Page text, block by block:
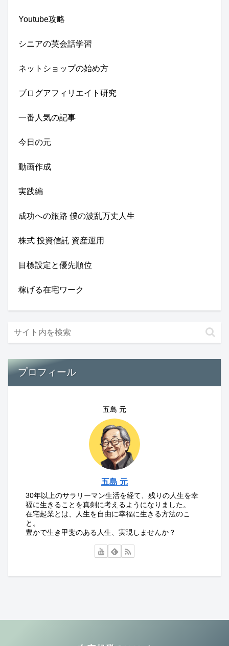
Youtube攻略
シニアの英会話学習
ネットショップの始め方
ブログアフィリエイト研究
一番人気の記事
今日の元
動画作成
実践編
成功への旅路 僕の波乱万丈人生
株式 投資信託 資産運用
目標設定と優先順位
稼げる在宅ワーク
プロフィール
五島 元
五島 元
30年以上のサラリーマン生活を経て、残りの人生を幸
福に生きることを真剣に考えるようになりました。
在宅起業とは、人生を自由に幸福に生きる方法のこ
と。
豊かで生き甲斐のある人生、実現しませんか？